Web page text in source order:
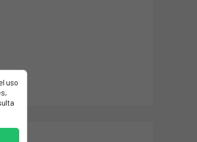
uso